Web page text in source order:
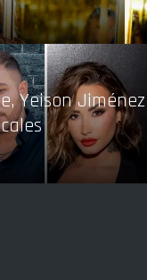
Yeison Jiménez